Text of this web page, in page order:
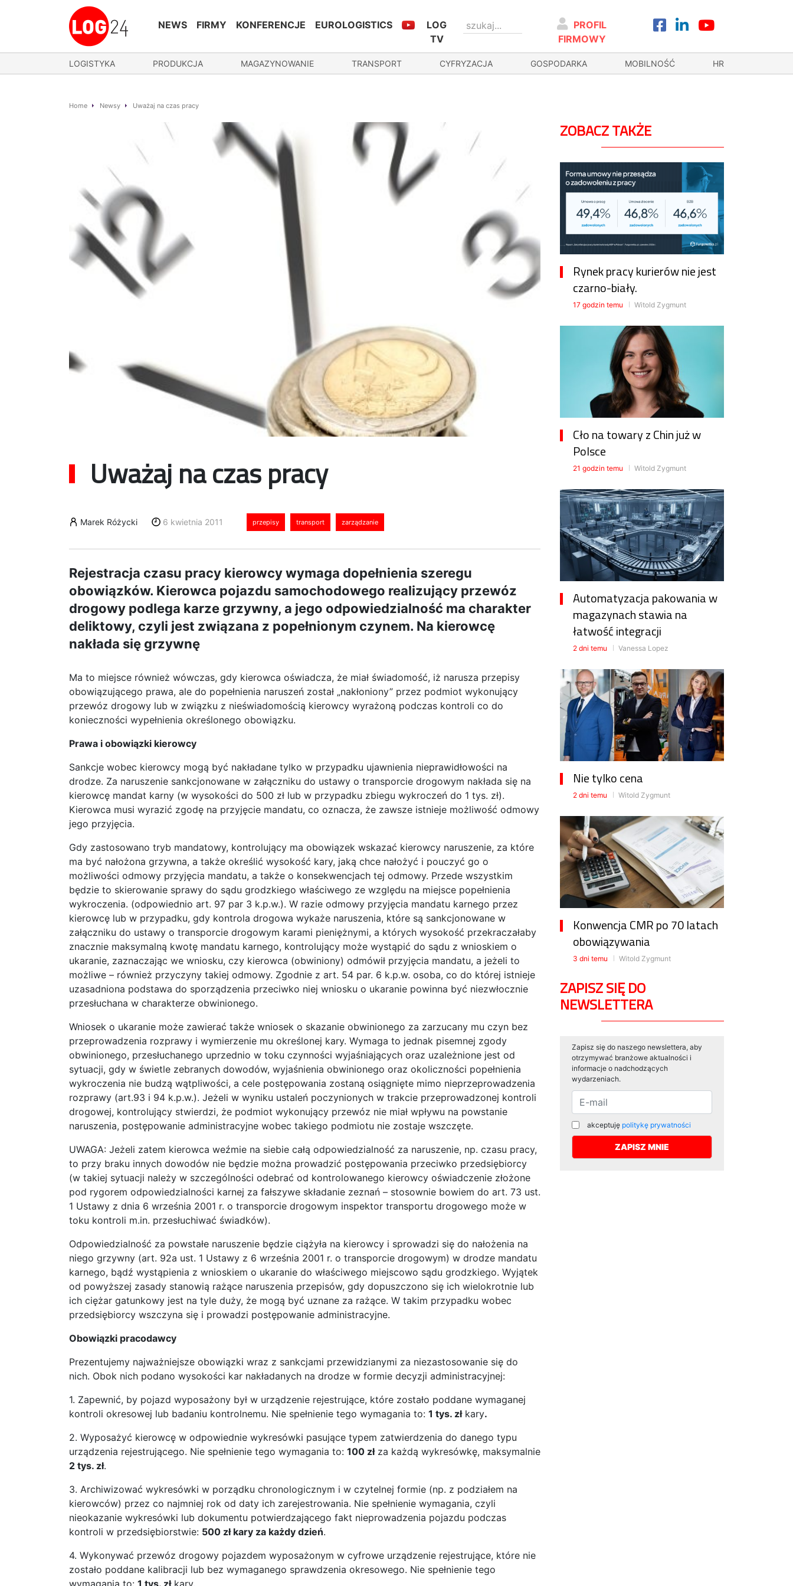
NEWS FIRMY KONFERENCJE EUROLOGISTICS
LOG
TV
PROFIL
FIRMOWY
LOGISTYKA PRODUKCJA MAGAZYNOWANIE TRANSPORT CYFRYZACJA GOSPODARKA MOBILNOŚĆ HR
Home Newsy Uważaj na czas pracy
Uważaj na czas pracy
Marek Różycki 6 kwietnia 2011 przepisy transport zarządzanie
Rejestracja czasu pracy kierowcy wymaga dopełnienia szeregu
obowiązków. Kierowca pojazdu samochodowego realizujący przewóz
drogowy podlega karze grzywny, a jego odpowiedzialność ma charakter
deliktowy, czyli jest związana z popełnionym czynem. Na kierowcę
nakłada się grzywnę
Ma to miejsce również wówczas, gdy kierowca oświadcza, że miał świadomość, iż narusza przepisy
obowiązującego prawa, ale do popełnienia naruszeń został „nakłoniony” przez podmiot wykonujący
przewóz drogowy lub w związku z nieświadomością kierowcy wyrażoną podczas kontroli co do
konieczności wypełnienia określonego obowiązku.
Prawa i obowiązki kierowcy
Sankcje wobec kierowcy mogą być nakładane tylko w przypadku ujawnienia nieprawidłowości na
drodze. Za naruszenie sankcjonowane w załączniku do ustawy o transporcie drogowym nakłada się na
kierowcę mandat karny (w wysokości do 500 zł lub w przypadku zbiegu wykroczeń do 1 tys. zł).
Kierowca musi wyrazić zgodę na przyjęcie mandatu, co oznacza, że zawsze istnieje możliwość odmowy
jego przyjęcia.
Gdy zastosowano tryb mandatowy, kontrolujący ma obowiązek wskazać kierowcy naruszenie, za które
ma być nałożona grzywna, a także określić wysokość kary, jaką chce nałożyć i pouczyć go o
możliwości odmowy przyjęcia mandatu, a także o konsekwencjach tej odmowy. Przede wszystkim
będzie to skierowanie sprawy do sądu grodzkiego właściwego ze względu na miejsce popełnienia
wykroczenia. (odpowiednio art. 97 par 3 k.p.w.). W razie odmowy przyjęcia mandatu karnego przez
kierowcę lub w przypadku, gdy kontrola drogowa wykaże naruszenia, które są sankcjonowane w
załączniku do ustawy o transporcie drogowym karami pieniężnymi, a których wysokość przekraczałaby
znacznie maksymalną kwotę mandatu karnego, kontrolujący może wystąpić do sądu z wnioskiem o
ukaranie, zaznaczając we wniosku, czy kierowca (obwiniony) odmówił przyjęcia mandatu, a jeżeli to
możliwe – również przyczyny takiej odmowy. Zgodnie z art. 54 par. 6 k.p.w. osoba, co do której istnieje
uzasadniona podstawa do sporządzenia przeciwko niej wniosku o ukaranie powinna być niezwłocznie
przesłuchana w charakterze obwinionego.
Wniosek o ukaranie może zawierać także wniosek o skazanie obwinionego za zarzucany mu czyn bez
przeprowadzenia rozprawy i wymierzenie mu określonej kary. Wymaga to jednak pisemnej zgody
obwinionego, przesłuchanego uprzednio w toku czynności wyjaśniających oraz uzależnione jest od
sytuacji, gdy w świetle zebranych dowodów, wyjaśnienia obwinionego oraz okoliczności popełnienia
wykroczenia nie budzą wątpliwości, a cele postępowania zostaną osiągnięte mimo nieprzeprowadzenia
rozprawy (art.93 i 94 k.p.w.). Jeżeli w wyniku ustaleń poczynionych w trakcie przeprowadzonej kontroli
drogowej, kontrolujący stwierdzi, że podmiot wykonujący przewóz nie miał wpływu na powstanie
naruszenia, postępowanie administracyjne wobec takiego podmiotu nie zostaje wszczęte.
UWAGA: Jeżeli zatem kierowca weźmie na siebie całą odpowiedzialność za naruszenie, np. czasu pracy,
to przy braku innych dowodów nie będzie można prowadzić postępowania przeciwko przedsiębiorcy
(w takiej sytuacji należy w szczególności odebrać od kontrolowanego kierowcy oświadczenie złożone
pod rygorem odpowiedzialności karnej za fałszywe składanie zeznań – stosownie bowiem do art. 73 ust.
1 Ustawy z dnia 6 września 2001 r. o transporcie drogowym inspektor transportu drogowego może w
toku kontroli m.in. przesłuchiwać świadków).
Odpowiedzialność za powstałe naruszenie będzie ciążyła na kierowcy i sprowadzi się do nałożenia na
niego grzywny (art. 92a ust. 1 Ustawy z 6 września 2001 r. o transporcie drogowym) w drodze mandatu
karnego, bądź wystąpienia z wnioskiem o ukaranie do właściwego miejscowo sądu grodzkiego. Wyjątek
od powyższej zasady stanowią rażące naruszenia przepisów, gdy dopuszczono się ich wielokrotnie lub
ich ciężar gatunkowy jest na tyle duży, że mogą być uznane za rażące. W takim przypadku wobec
przedsiębiorcy wszczyna się i prowadzi postępowanie administracyjne.
Obowiązki pracodawcy
Prezentujemy najważniejsze obowiązki wraz z sankcjami przewidzianymi za niezastosowanie się do
nich. Obok nich podano wysokości kar nakładanych na drodze w formie decyzji administracyjnej:
1. Zapewnić, by pojazd wyposażony był w urządzenie rejestrujące, które zostało poddane wymaganej
kontroli okresowej lub badaniu kontrolnemu. Nie spełnienie tego wymagania to: 1 tys. złkary.
2. Wyposażyć kierowcę w odpowiednie wykresówki pasujące typem zatwierdzenia do danego typu
urządzenia rejestrującego. Nie spełnienie tego wymagania to: 100 złza każdą wykresówkę, maksymalnie
2 tys. zł.
3. Archiwizować wykresówki w porządku chronologicznym i w czytelnej formie (np. z podziałem na
kierowców) przez co najmniej rok od daty ich zarejestrowania. Nie spełnienie wymagania, czyli
nieokazanie wykresówki lub dokumentu potwierdzającego fakt nieprowadzenia pojazdu podczas
kontroli w przedsiębiorstwie: 500 zł kary za każdy dzień.
4. Wykonywać przewóz drogowy pojazdem wyposażonym w cyfrowe urządzenie rejestrujące, które nie
zostało poddane kalibracji lub bez wymaganego sprawdzenia okresowego. Nie spełnienie tego
ZOBACZ TAKŻE
Rynek pracy kurierów nie jest
czarno-biały.
17 godzin temu Witold Zygmunt
Cło na towary z Chin już w
Polsce
21 godzin temu Witold Zygmunt
Automatyzacja pakowania w
magazynach stawia na
łatwość integracji
2 dni temu Vanessa Lopez
Nie tylko cena
2 dni temu Witold Zygmunt
Konwencja CMR po 70 latach
obowiązywania
3 dni temu Witold Zygmunt
ZAPISZ SIĘ DO
NEWSLETTERA
Zapisz się do naszego newslettera, aby
otrzymywać branżowe aktualności i
informacje o nadchodzących
wydarzeniach.
akceptuję politykę prywatności